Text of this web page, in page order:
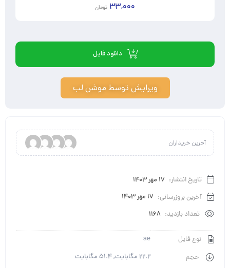
33,000 تومان
دانلود فایل
ویرایش توسط موشن لب
آخرین خریداران
تاریخ انتشار: 17 مهر 1403
آخرین بروزرسانی: 17 مهر 1403
تعداد بازدید: 1168
نوع فایل ae
حجم 22.2 مگابایت, 51.4 مگابایت